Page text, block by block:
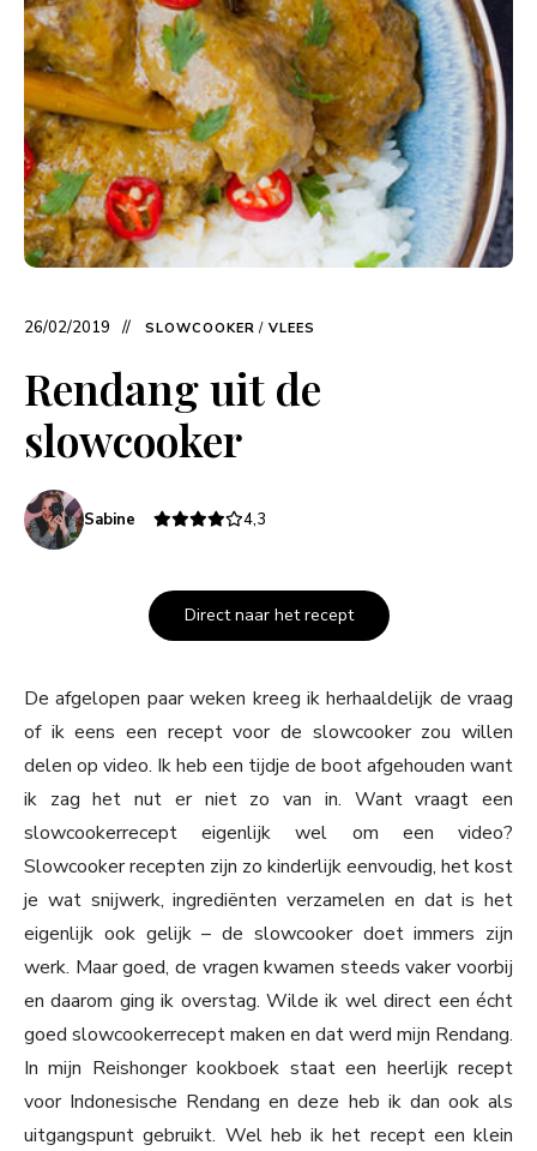
26/02/2019 SLOWCOOKER / VLEES
Rendang uit de
slowcooker
Sabine 4,3
Direct naar het recept
De afgelopen paar weken kreeg ik herhaaldelijk de vraag
of ik eens een recept voor de slowcooker zou willen
delen op video. Ik heb een tijdje de boot afgehouden want
ik zag het nut er niet zo van in. Want vraagt een
slowcookerrecept eigenlijk wel om een video?
Slowcooker recepten zijn zo kinderlijk eenvoudig, het kost
je wat snijwerk, ingrediënten verzamelen en dat is het
eigenlijk ook gelijk – de slowcooker doet immers zijn
werk. Maar goed, de vragen kwamen steeds vaker voorbij
en daarom ging ik overstag. Wilde ik wel direct een écht
goed slowcookerrecept maken en dat werd mijn Rendang.
In mijn Reishonger kookboek staat een heerlijk recept
voor Indonesische Rendang en deze heb ik dan ook als
uitgangspunt gebruikt. Wel heb ik het recept een klein